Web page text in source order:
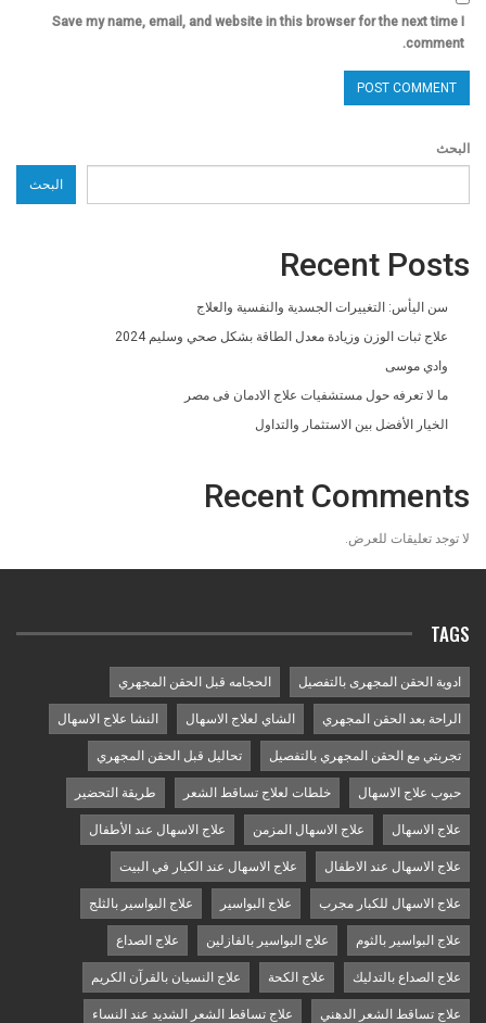
Save my name, email, and website in this browser for the next time I
comment.
البحث
البحث
Recent Posts
سن اليأس: التغييرات الجسدية والنفسية والعلاج
علاج ثبات الوزن وزيادة معدل الطاقة بشكل صحي وسليم 2024
وادي موسى
ما لا تعرفه حول مستشفيات علاج الادمان فى مصر
الخيار الأفضل بين الاستثمار والتداول
Recent Comments
لا توجد تعليقات للعرض.
TAGS
ادوية الحقن المجهرى بالتفصيل الحجامه قبل الحقن المجهري
الراحة بعد الحقن المجهري الشاي لعلاج الاسهال النشا علاج الاسهال
تجربتي مع الحقن المجهري بالتفصيل تحاليل قبل الحقن المجهري
حبوب علاج الاسهال خلطات لعلاج تساقط الشعر طريقة التحضير
علاج الاسهال علاج الاسهال المزمن علاج الاسهال عند الأطفال
علاج الاسهال عند الاطفال علاج الاسهال عند الكبار في البيت
علاج الاسهال للكبار مجرب علاج البواسير علاج البواسير بالثلج
علاج البواسير بالثوم علاج البواسير بالفازلين علاج الصداع
علاج الصداع بالتدليك علاج الكحة علاج النسيان بالقرآن الكريم
علاج تساقط الشعر الدهني علاج تساقط الشعر الشديد عند النساء